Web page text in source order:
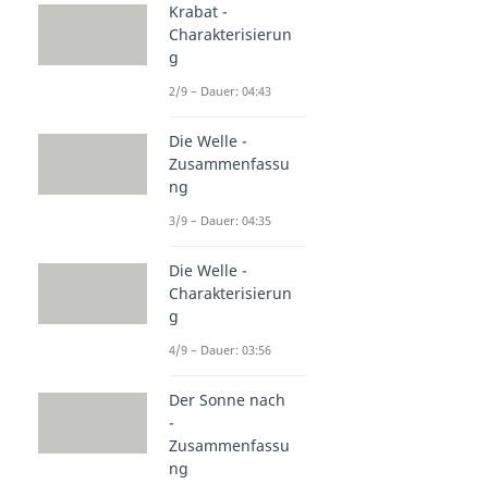
Krabat -
Charakterisierun
g
2/9 – Dauer: 04:43
Die Welle -
Zusammenfassu
ng
3/9 – Dauer: 04:35
Die Welle -
Charakterisierun
g
4/9 – Dauer: 03:56
Der Sonne nach
-
Zusammenfassu
ng